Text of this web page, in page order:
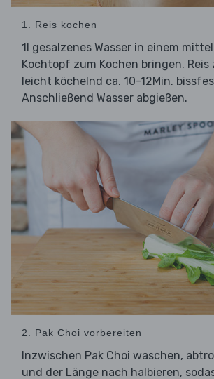
1. Reis kochen
1l gesalzenes Wasser in einem
Kochtopf zum Kochen bringen. Reis
leicht köchelnd ca. 10-12Min.
Anschließend Wasser abgießen.
2. Pak Choi vorbereiten
Inzwischen Pak Choi waschen,
und der Länge nach halbieren,